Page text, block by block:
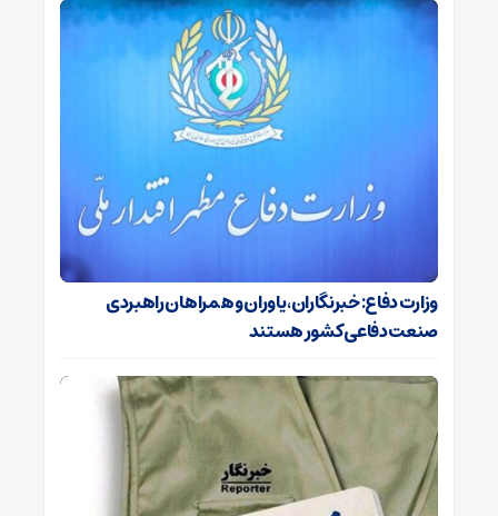
وزارت دفاع: خبرنگاران، یاوران و همراهان راهبردی
صنعت دفاعی کشور هستند